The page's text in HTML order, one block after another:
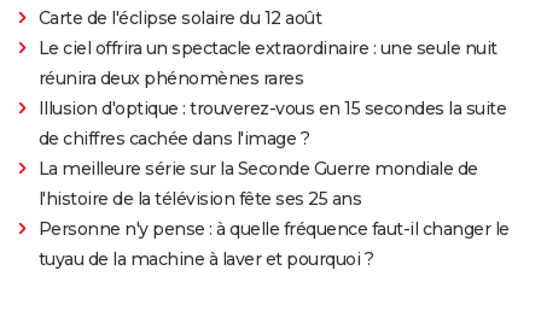
Carte de l'éclipse solaire du 12 août
Le ciel offrira un spectacle extraordinaire : une seule nuit
réunira deux phénomènes rares
Illusion d'optique : trouverez-vous en 15 secondes la suite
de chiffres cachée dans l'image ?
La meilleure série sur la Seconde Guerre mondiale de
l'histoire de la télévision fête ses 25 ans
Personne n'y pense : à quelle fréquence faut-il changer le
tuyau de la machine à laver et pourquoi ?